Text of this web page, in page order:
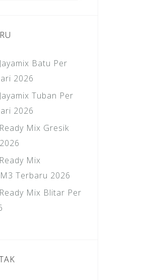
Batu Per
2026
Tuban Per
2026
Mix Gresik
Mix
Terbaru 2026
Mix Blitar Per